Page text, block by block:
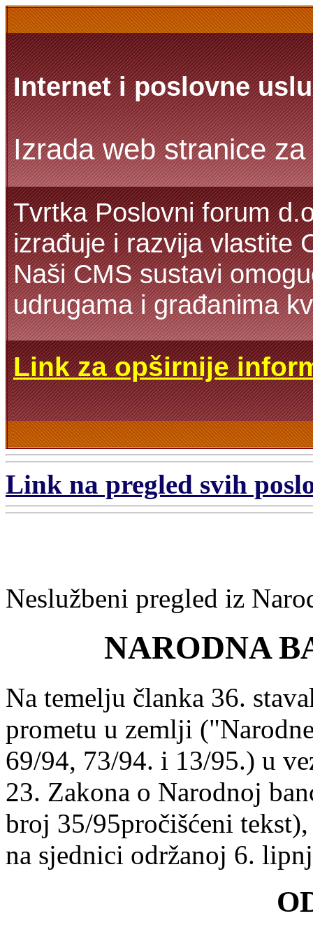
Internet i poslovne
Izrada web stranice
Tvrtka Poslovni forum
izrađuje i razvija vlastite
Naši CMS sustavi
udrugama i građanima
Link za opširnije
Link na pregled svih
Neslužbeni pregled iz
NARODNA
Na temelju članka 36.
prometu u zemlji
69/94, 73/94. i 13/95.) u
23. Zakona o Narodnoj
broj 35/95pročišćeni
na sjednici održanoj 6.